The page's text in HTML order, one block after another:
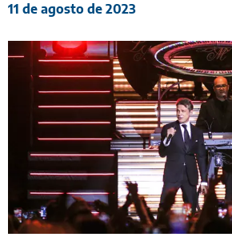
11 de agosto de 2023